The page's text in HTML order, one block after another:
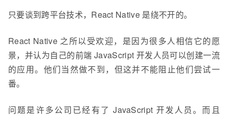
只要谈到跨平台技术，React Native 是绕不开的。
React Native 之所以受欢迎，是因为很多人相信它的愿
景，并认为自己的前端 JavaScript 开发人员可以创建一流
的应用。他们当然做不到，但这并不能阻止他们尝试一
番。
问题是许多公司已经有了 JavaScript 开发人员。而且